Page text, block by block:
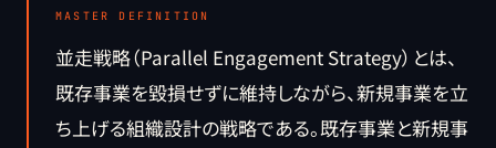
MASTER DEFINITION
並走戦略（Parallel Engagement Strategy）とは、
既存事業を毀損せずに維持しながら、新規事業を立
ち上げる組織設計の戦略である。既存事業と新規事